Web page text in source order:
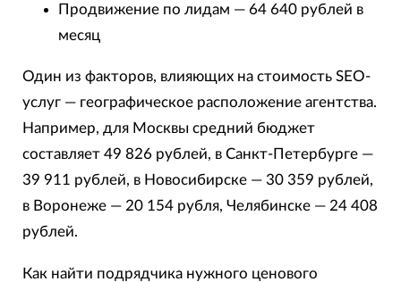
Продвижение по лидам — 64 640 рублей в
месяц
Один из факторов, влияющих на стоимость SEO-
услуг — географическое расположение агентства.
Например, для Москвы средний бюджет
составляет 49 826 рублей, в Санкт-Петербурге —
39 911 рублей, в Новосибирске — 30 359 рублей,
в Воронеже — 20 154 рубля, Челябинске — 24 408
рублей.
Как найти подрядчика нужного ценового